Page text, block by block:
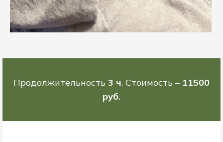
Продолжительность 3 ч. Стоимость – 11500
руб.